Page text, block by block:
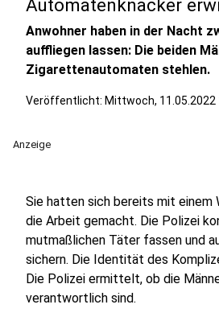
Automatenknacker
Anwohner haben in der Nacht
auffliegen lassen: Die beiden
Zigarettenautomaten stehlen.
Veröffentlicht: Mittwoch, 11.05.2022
Anzeige
Sie hatten sich bereits mit einem
die Arbeit gemacht. Die Polizei
mutmaßlichen Täter fassen und
sichern. Die Identität des
Die Polizei ermittelt, ob die
verantwortlich sind.